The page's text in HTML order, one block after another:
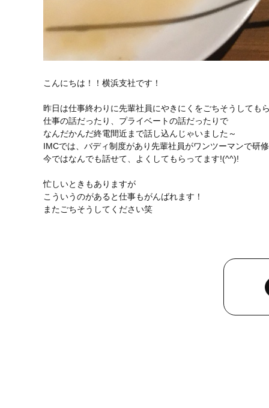
こんにちは！！横浜支社です！
昨日は仕事終わりに先輩社員にやきにくをごちそうしても
仕事の話だったり、プライベートの話だったりで
なんだかんだ終電間近まで話し込んじゃいました～
IMCでは、バディ制度があり先輩社員がワンツーマンで研
今ではなんでも話せて、よくしてもらってます!(^^)!
忙しいときもありますが
こういうのがあると仕事もがんばれます！
またごちそうしてください笑